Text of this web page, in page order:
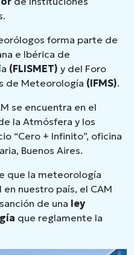
forma parte de
e Ibérica de
(FLISMET) y del Foro
de Meteorología (IFMS).
se encuentra en el
la Atmósfera y los
“Cero + Infinito”, oficina
Buenos Aires.
que la meteorología
nuestro país, el CAM
de una ley
que reglamente la